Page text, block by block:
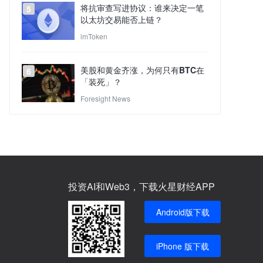
5
将抗审查写进协议：谁来决定一笔
以太坊交易能否上链？
imToken
6
美股和黄金齐涨，为何只有BTC在
「装死」？
Foresight News
投资AI和Web3，下载火星财经APP
Android版下载
iPhone 版下载